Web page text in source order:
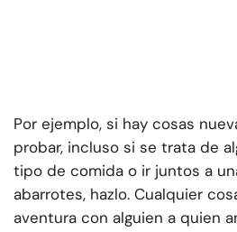
Por ejemplo, si hay cosas
probar, incluso si se trata de
tipo de comida o ir juntos a
abarrotes, hazlo. Cualquier
aventura con alguien a quien